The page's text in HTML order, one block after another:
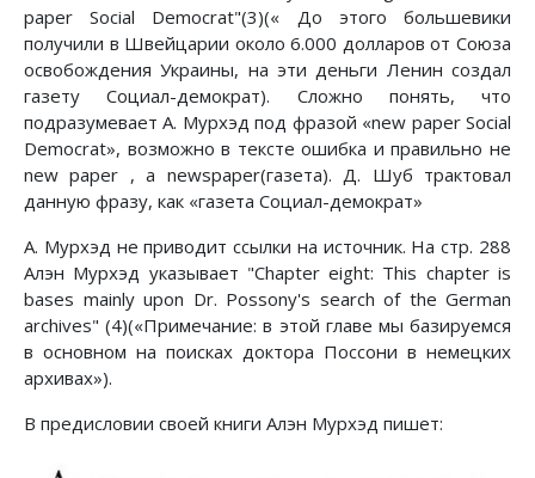
paper Social Democrat"(3)(« До этого большевики
получили в Швейцарии около 6.000 долларов от Союза
освобождения Украины, на эти деньги Ленин создал
газету Социал-демократ). Сложно понять, что
подразумевает А. Мурхэд под фразой «new paper Social
Democrat», возможно в тексте ошибка и правильно не
new paper , а newspaper(газета). Д. Шуб трактовал
данную фразу, как «газета Социал-демократ»
А. Мурхэд не приводит ссылки на источник. На стр. 288
Алэн Мурхэд указывает "Chapter eight: This chapter is
bases mainly upon Dr. Possony's search of the German
archives" (4)(«Примечание: в этой главе мы базируемся
в основном на поисках доктора Поссони в немецких
архивах»).
В предисловии своей книги Алэн Мурхэд пишет: